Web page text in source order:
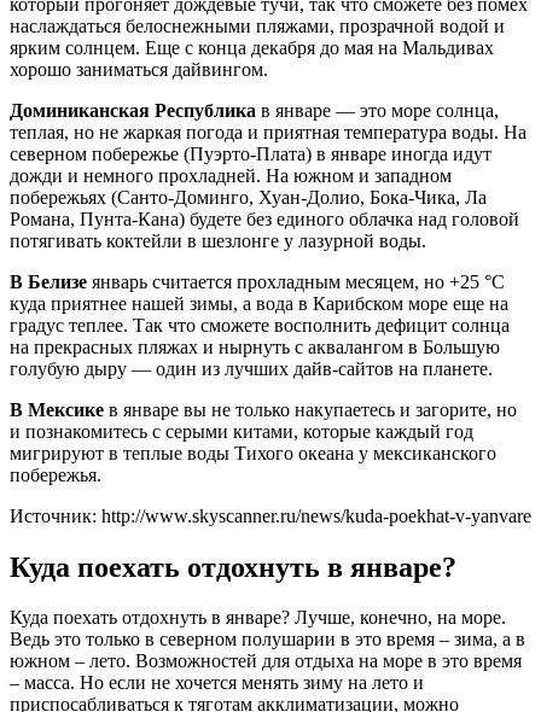
наслаждаться белоснежными пляжами, прозрачной водой и
ярким солнцем. Еще с конца декабря до мая на Мальдивах
хорошо заниматься дайвингом.
Доминиканская Республика в январе — это море солнца,
теплая, но не жаркая погода и приятная температура воды. На
северном побережье (Пуэрто-Плата) в январе иногда идут
дожди и немного прохладней. На южном и западном
побережьях (Санто-Доминго, Хуан-Долио, Бока-Чика, Ла
Романа, Пунта-Кана) будете без единого облачка над головой
потягивать коктейли в шезлонге у лазурной воды.
В Белизе январь считается прохладным месяцем, но +25 °С
куда приятнее нашей зимы, а вода в Карибском море еще на
градус теплее. Так что сможете восполнить дефицит солнца
на прекрасных пляжах и нырнуть с аквалангом в Большую
голубую дыру — один из лучших дайв-сайтов на планете.
В Мексике в январе вы не только накупаетесь и загорите, но
и познакомитесь с серыми китами, которые каждый год
мигрируют в теплые воды Тихого океана у мексиканского
побережья.
Источник: http://www.skyscanner.ru/news/kuda-poekhat-v-yanvare
Куда поехать отдохнуть в январе?
Куда поехать отдохнуть в январе? Лучше, конечно, на море.
Ведь это только в северном полушарии в это время – зима, а в
южном – лето. Возможностей для отдыха на море в это время
– масса. Но если не хочется менять зиму на лето и
приспосабливаться к тяготам акклиматизации, можно